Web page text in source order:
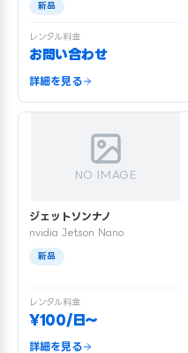
新品
レンタル料金
お問い合わせ
詳細を見る
NO IMAGE
ジェットソンナノ
nvidia Jetson Nano
新品
レンタル料金
¥100/日〜
詳細を見る